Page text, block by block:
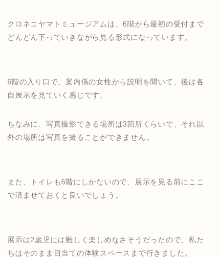
クロネコヤマトミュージアムは、6階から最初の受付まで
どんどん下っていきながら見る形式になっています。
6階の入り口で、案内係の女性から説明を聞いて、後は各
自展示を見ていく感じです。
ちなみに、写真撮影できる場所は3箇所くらいで、それ以
外の場所は写真を撮ることができません。
また、トイレも6階にしかないので、展示を見る前にここ
で済ませておくと良いでしょう。
展示は2歳児には難しく楽しめなさそうだったので、私た
ちはそのまま目当ての体験スペースまで行きました。